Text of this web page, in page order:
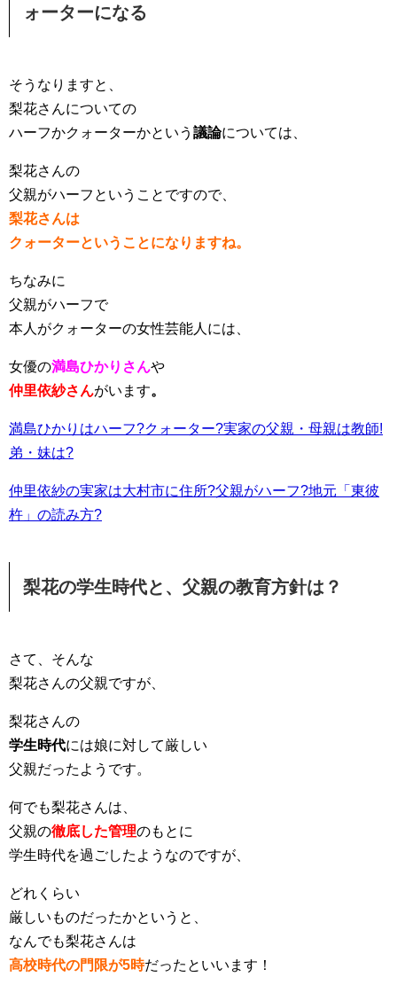
ォーターになる
そうなりますと、
梨花さんについての
ハーフかクォーターかという 議論については、
梨花さんの
父親がハーフということですので、
梨花さんは
クォーターということになりますね。
ちなみに
父親がハーフで
本人がクォーターの女性芸能人には、
女優の満島ひかりさんや
仲里依紗さんがいます。
満島ひかりはハーフ?クォーター?実家の父親・母親は教師!
弟・妹は?
仲里依紗の実家は大村市に住所?父親がハーフ?地元「東彼
杵」の読み方?
梨花の学生時代と、父親の教育方針は？
さて、そんな
梨花さんの父親ですが、
梨花さんの
学生時代には娘に対して厳しい
父親だったようです。
何でも梨花さんは、
父親の徹底した管理のもとに
学生時代を過ごしたようなのですが、
どれくらい
厳しいものだったかというと、
なんでも梨花さんは
高校時代の門限が5時だったといいます！